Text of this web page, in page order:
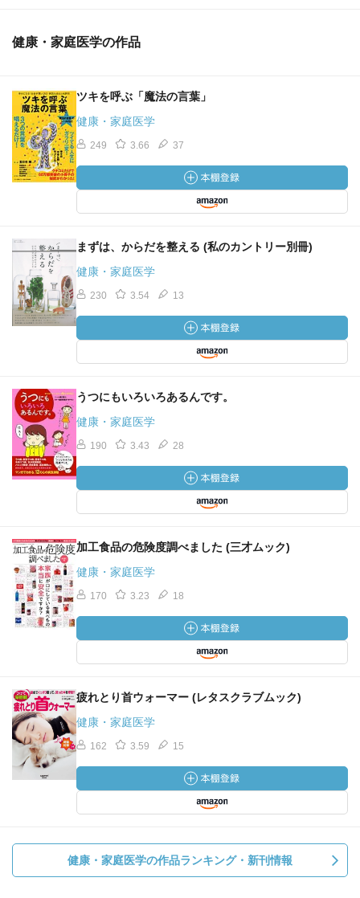
健康・家庭医学の作品
ツキを呼ぶ「魔法の言葉」
健康・家庭医学
249 3.66 37
まずは、からだを整える (私のカントリー別冊)
健康・家庭医学
230 3.54 13
うつにもいろいろあるんです。
健康・家庭医学
190 3.43 28
加工食品の危険度調べました (三才ムック)
健康・家庭医学
170 3.23 18
疲れとり首ウォーマー (レタスクラブムック)
健康・家庭医学
162 3.59 15
健康・家庭医学の作品ランキング・新刊情報